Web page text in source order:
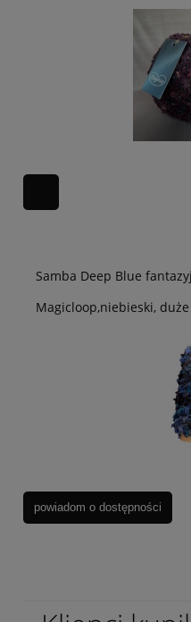
Samba Deep Blue
Magicloop,niebieski,
powiadom o dostępności